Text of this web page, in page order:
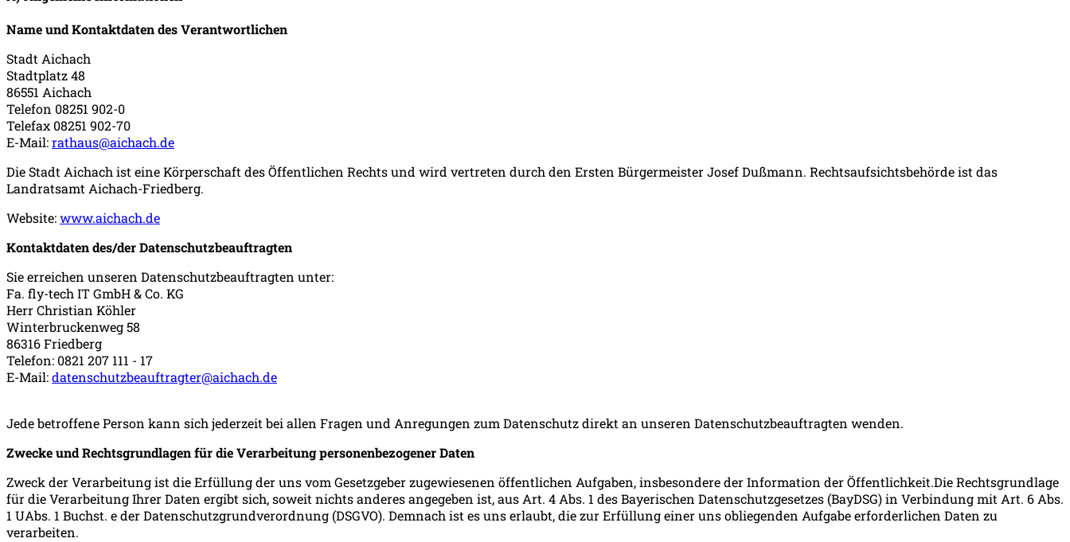
Name und Kontaktdaten des Verantwortlichen
Stadt Aichach
Stadtplatz 48
86551 Aichach
Telefon 08251 902-0
Telefax 08251 902-70
E-Mail:rathaus@aichach.de
Die Stadt Aichach ist eine Körperschaft des Öffentlichen Rechts und wird vertreten durch den Ersten Bürgermeister Josef Dußmann. Rechtsaufsichtsbehörde ist das
Landratsamt Aichach-Friedberg.
Website:www.aichach.de
Kontaktdaten des/der Datenschutzbeauftragten
Sie erreichen unseren Datenschutzbeauftragten unter:
Fa. fly-tech IT GmbH & Co. KG
Herr Christian Köhler
Winterbruckenweg 58
86316 Friedberg
Telefon: 0821 207 111 - 17
E-Mail:datenschutzbeauftragter@aichach.de
Jede betroffene Person kann sich jederzeit bei allen Fragen und Anregungen zum Datenschutz direkt an unseren Datenschutzbeauftragten wenden.
Zwecke und Rechtsgrundlagen für die Verarbeitung personenbezogener Daten
Zweck der Verarbeitung ist die Erfüllung der uns vom Gesetzgeber zugewiesenen öffentlichen Aufgaben, insbesondere der Information der Öffentlichkeit.Die Rechtsgrundlage
für die Verarbeitung Ihrer Daten ergibt sich, soweit nichts anderes angegeben ist, aus Art. 4 Abs. 1 des Bayerischen Datenschutzgesetzes (BayDSG) in Verbindung mit Art. 6 Abs.
1 UAbs. 1 Buchst. e der Datenschutzgrundverordnung (DSGVO). Demnach ist es uns erlaubt, die zur Erfüllung einer uns obliegenden Aufgabe erforderlichen Daten zu
verarbeiten.